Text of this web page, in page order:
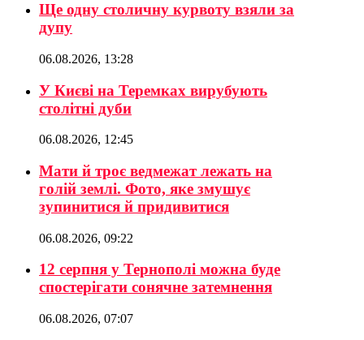
Ще одну столичну курвоту взяли за
дупу
06.08.2026, 13:28
У Києві на Теремках вирубують
столітні дуби
06.08.2026, 12:45
Мати й троє ведмежат лежать на
голій землі. Фото, яке змушує
зупинитися й придивитися
06.08.2026, 09:22
12 серпня у Тернополі можна буде
спостерігати сонячне затемнення
06.08.2026, 07:07